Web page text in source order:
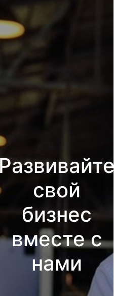
свой
бизнес
вместе с
нами